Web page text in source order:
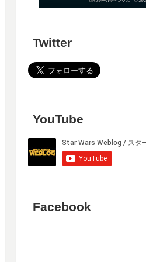
Twitter
YouTube
Facebook